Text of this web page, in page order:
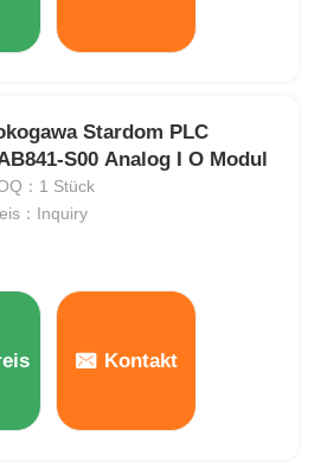
Stardom PLC
S00 Analog I O Modul
：1 Stück
：Inquiry
Kontakt